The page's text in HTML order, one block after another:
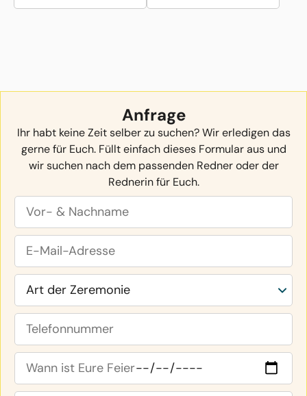
Anfrage
Ihr habt keine Zeit selber zu suchen? Wir erledigen das
gerne für Euch. Füllt einfach dieses Formular aus und
wir suchen nach dem passenden Redner oder der
Rednerin für Euch.